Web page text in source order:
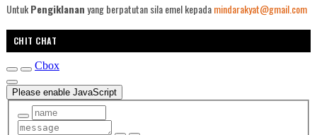
UntukPengiklananyang berpatutan sila emel kepadamindarakyat@gmail.com
CHIT CHAT